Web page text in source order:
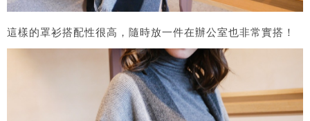
這樣的罩衫搭配性很高，隨時放一件在辦公室也非常實搭！